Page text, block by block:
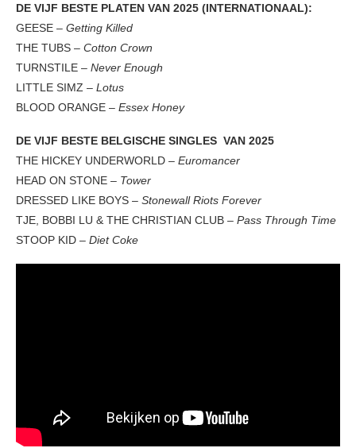
DE VIJF BESTE PLATEN VAN 2025 (INTERNATIONAAL):
GEESE – Getting Killed
THE TUBS – Cotton Crown
TURNSTILE – Never Enough
LITTLE SIMZ – Lotus
BLOOD ORANGE – Essex Honey
DE VIJF BESTE BELGISCHE SINGLES VAN 2025
THE HICKEY UNDERWORLD – Euromancer
HEAD ON STONE – Tower
DRESSED LIKE BOYS – Stonewall Riots Forever
TJE, BOBBI LU & THE CHRISTIAN CLUB – Pass Through Time
STOOP KID – Diet Coke